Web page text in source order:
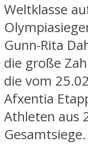
Weltklasse
Gunn-Rita
die große
die vom
Afxentia
Athleten aus
Gesamtsiege.